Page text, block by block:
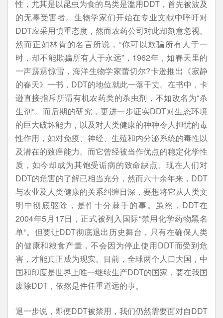
性，尤其是以昆虫为食的鸟类是滥用DDT，首先被波及
的无辜受害者。生物学家们开始在专业文献中呼吁对
DDT应采用慎重态度，然而农药公司对此却刻意忽视。
然而正如林肯的名言所说，“你可以欺骗所有人于一
时，却不能欺骗所有人于永远”，1962年，如春天里的
一声霹雳惊雷，海洋生物学家蕾切尔?卡逊推出《寂静
的春天》一书，DDT的地位就此一落千丈。在书中，卡
逊直接指斥所谓有机农药类的杀虫剂，不如改名为“杀
生剂”。而后期的研究，更进一步证实DDT对生态环境
的巨大破坏能力，以及对人类健康的种种令人担忧的毒
性作用，如对免疫、神经、生殖和内分泌系统的毒性以
及潜在的致癌能力。而它曾经被当作优点的稳定化学性
质，如今却成为其饱受诟病的致命缺点。现在人们对
DDT的危害的了解已相当充分，然而六十余年来，DDT
与农业及人类健康的关系纠缠日深，要想将它从人类文
明中彻底驱除，是件十分棘手的事。虽然，DDT在
2004年5月17日，正式被列入国际“禁用化学药物黑名
单”。但要让DDT彻底退出历史舞台，只有在确保人类
的健康和粮食产量，不会因为停止使用DDT而受到危
害，才能真正成为现实。目前，全球两个人口大国，中
国和印度是世界上唯一继续生产DDT的国家，要在我国
废除DDT，依然是件任重道远的事。
退一步说，即便DDT被禁用，我们仍然需要面对自DDT